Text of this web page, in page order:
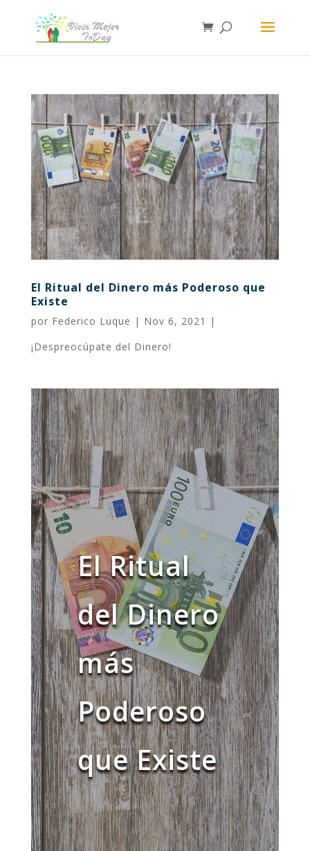
El Ritual del Dinero más Poderoso que
Existe
por Federico Luque | Nov 6, 2021
|
¡Despreocúpate del Dinero!
El Ritual
del Dinero
más
Poderoso
que Existe